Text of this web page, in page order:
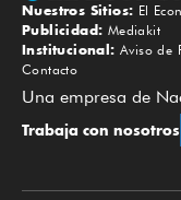
Nuestros Sitios: El
Publicidad: Mediakit
Institucional: Aviso de
Contacto
Una empresa de
Trabaja con nosotros